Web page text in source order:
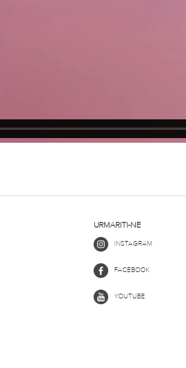
URMARITI-NE
INSTAGRAM
FACEBOOK
YOUTUBE